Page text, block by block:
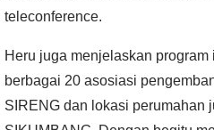
teleconference.
Heru juga menjelaskan
berbagai 20 asosiasi
SIRENG dan lokasi perumahan